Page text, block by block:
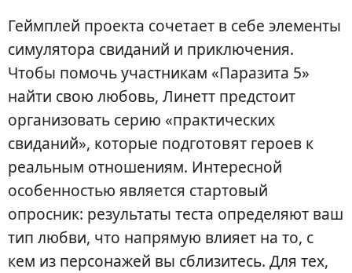
Геймплей проекта сочетает в себе элементы
симулятора свиданий и приключения.
Чтобы помочь участникам «Паразита 5»
найти свою любовь, Линетт предстоит
организовать серию «практических
свиданий», которые подготовят героев к
реальным отношениям. Интересной
особенностью является стартовый
опросник: результаты теста определяют ваш
тип любви, что напрямую влияет на то, с
кем из персонажей вы сблизитесь. Для тех,